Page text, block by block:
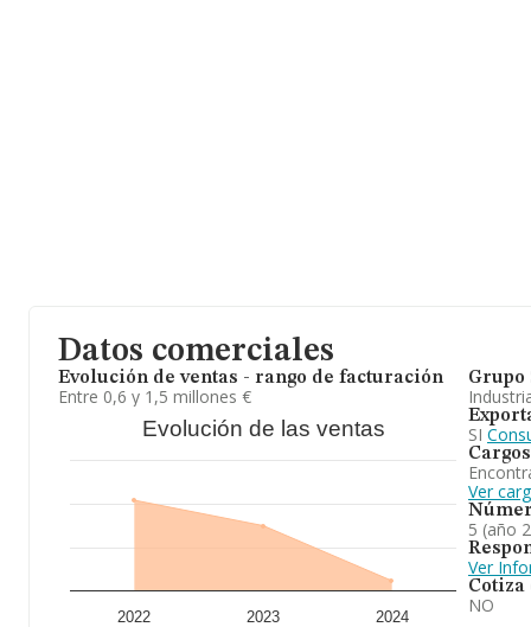
Datos comerciales
Evolución de ventas - rango de facturación
Entre 0,6 y 1,5 millones €
Evolución de las ventas
2022 2023 2024
Grupo
SI
Cargos
Ver
5 (año
Ver
Cotiza
NO